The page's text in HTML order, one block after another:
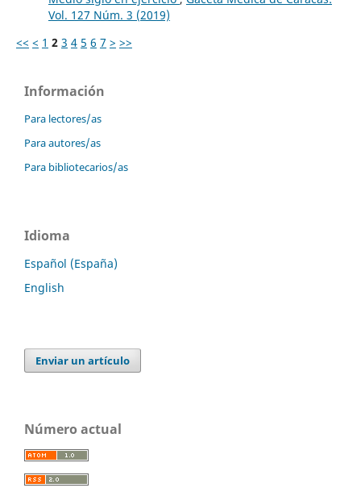
Vol. 127 Núm. 3 (2019)
<< < 1 2 3 4 5 6 7 > >>
Información
Para lectores/as
Para autores/as
Para bibliotecarios/as
Idioma
Español (España)
English
Enviar un artículo
Número actual